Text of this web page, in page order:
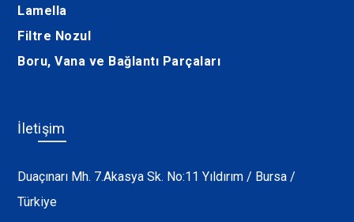
Lamella
Filtre Nozul
Boru, Vana ve Bağlantı Parçaları
İletişim
Duaçınarı Mh. 7.Akasya Sk. No:11 Yıldırım / Bursa /
Türkiye